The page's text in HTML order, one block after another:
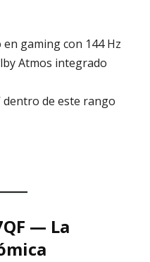
gaming con 144 Hz
Atmos integrado
dentro de este rango
— La